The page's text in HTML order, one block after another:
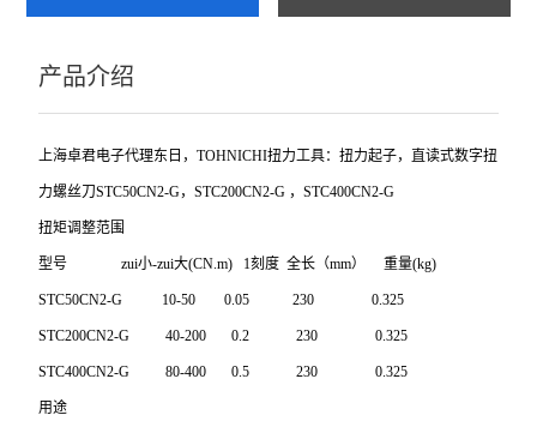
产品介绍
上海卓君电子代理东日，TOHNICHI扭力工具：扭力起子， 直读式数字扭
力螺丝刀STC50CN2-G，STC200CN2-G ，STC400CN2-G
扭矩调整范围
型号 zui小-zui大(CN.m) 1刻度 全长（mm） 重量(kg)
STC50CN2-G 10-50 0.05 230 0.325
STC200CN2-G 40-200 0.2 230 0.325
STC400CN2-G 80-400 0.5 230 0.325
用途